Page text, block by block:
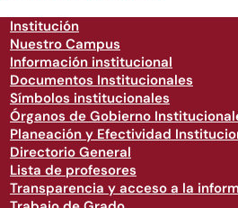
Institución
Nuestro Campus
Información institucional
Documentos Institucionales
Símbolos institucionales
Órganos de Gobierno
Planeación y Efectividad
Directorio General
Lista de profesores
Transparencia y acceso a la